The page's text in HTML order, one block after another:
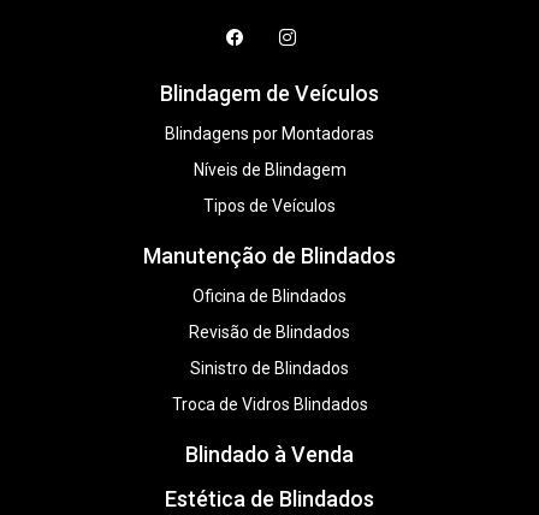
Blindagem de Veículos
Blindagens por Montadoras
Níveis de Blindagem
Tipos de Veículos
Manutenção de Blindados
Oficina de Blindados
Revisão de Blindados
Sinistro de Blindados
Troca de Vidros Blindados
Blindado à Venda
Estética de Blindados